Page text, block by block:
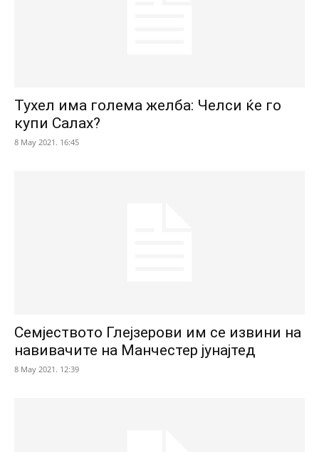
Тухел има голема желба: Челси ќе го
купи Салах?
8 May 2021. 16:45
Семјеството Глејзерови им се извини на
навивачите на Манчестер јунајтед
8 May 2021. 12:39